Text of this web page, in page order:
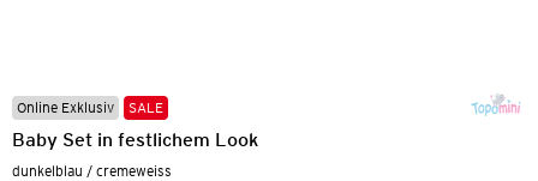
Online Exklusiv SALE
Baby Set in festlichem Look
dunkelblau / cremeweiss